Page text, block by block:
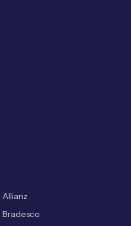
Allianz
Bradesco